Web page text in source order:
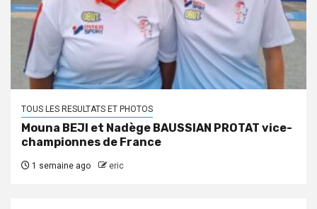
TOUS LES RESULTATS ET PHOTOS
Mouna BEJI et Nadège BAUSSIAN PROTAT vice-
championnes de France
1 semaine ago eric